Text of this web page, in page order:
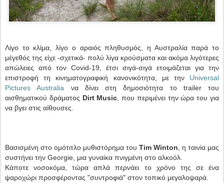
Λίγο το κλίμα, λίγο ο αραιός πληθυσμός, η Αυστραλία παρά το
μέγεθός της είχε -σχετικά- πολύ λίγα κρούσματα και ακόμα λιγότερες
απώλειες από τον Covid-19, έτσι σιγά-σιγά ετοιμάζεται για την
επιστροφή τη κινηματογραφική κανονικότητα, με την Universal
Pictures Australia να δίνει στη δημοσιότητα το trailer του
αισθηματικού δράματος Dirt Music , που περιμένει την ώρα του για
να βγει στις αίθουσες.
Βασισμένη στο ομότιτλο μυθιστόρημα του Tim Winton , η ταινία μας
συστήνει την Georgie, μια γυναίκα πνιγμένη στο αλκοόλ.
Κάποτε νοσοκόμα, τώρα απλά περνάει το χρόνο της σε ένα
ψαροχώρι προσφέροντας "συντροφιά" στον τοπικό μεγαλοψαρά.